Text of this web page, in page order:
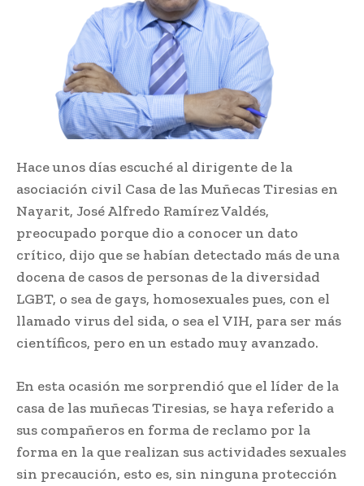
Hace unos días escuché al dirigente de la
asociación civil Casa de las Muñecas Tiresias en
Nayarit, José Alfredo Ramírez Valdés,
preocupado porque dio a conocer un dato
crítico, dijo que se habían detectado más de una
docena de casos de personas de la diversidad
LGBT, o sea de gays, homosexuales pues, con el
llamado virus del sida, o sea el VIH, para ser más
científicos, pero en un estado muy avanzado.
En esta ocasión me sorprendió que el líder de la
casa de las muñecas Tiresias, se haya referido a
sus compañeros en forma de reclamo por la
forma en la que realizan sus actividades sexuales
sin precaución, esto es, sin ninguna protección